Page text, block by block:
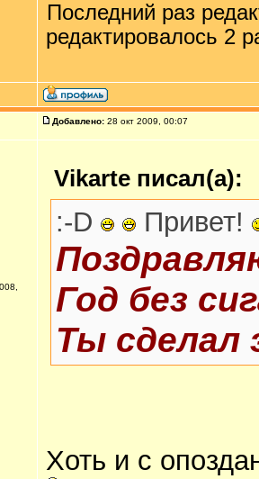
Последний раз
редактировалось 2
Добавлено: 28 окт 2009, 00:07
Vikarte писал(а):
:-D Привет!
Год без
Ты сделал
Хоть и с